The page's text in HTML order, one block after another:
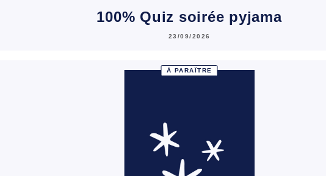
100% Quiz soirée pyjama
23/09/2026
À PARAÎTRE